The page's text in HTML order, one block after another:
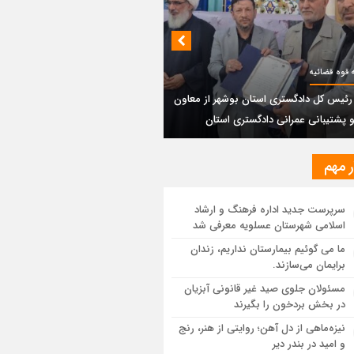
دیر؛ مسیر نجاتی که در بن‌بست
مانده است
پتروشیمی نوری بر سکوی طلای BRICS 2026
رئیس کل دادگستری استان بوشهر از
مالی و پشتیبانی عمرانی دادگستری
مرکز استان مبنای قانونی ندارد؛ با
و قیمت‌سازان برخورد می‌کنیم
و بندر دیر در فهرست داغ‌ترین نقاط جهان؛
و شرق ایران زیر آتش تابستان
مهم
سرپرست جدید اداره فرهنگ و ارشاد
اسلامی شهرستان عسلویه معرفی شد
ما می گوئیم بیمارستان نداریم، زندان
برایمان می‌سازند.
مسئولان جلوی صید غیر قانونی آبزیان
در بخش بردخون را بگیرند
نیزه‌ماهی از دل آهن؛ روایتی از هنر، رنج
و امید در بندر دیر